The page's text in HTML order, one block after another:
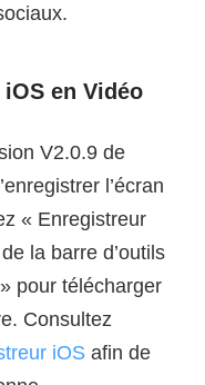
en Vidéo
V2.0.9 de
l’écran
« Enregistreur
la barre d’outils
pour télécharger
Consultez
iOS afin de